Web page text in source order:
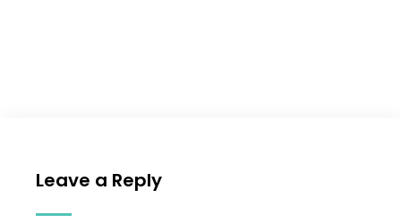
Leave a Reply